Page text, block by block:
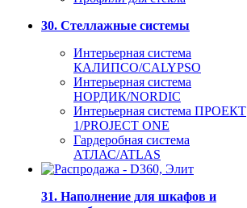
30. Стеллажные системы
Интерьерная система
КАЛИПСО/CALYPSO
Интерьерная система
НОРДИК/NORDIC
Интерьерная система ПРОЕКТ
1/PROJECT ONE
Гардеробная система
АТЛАС/ATLAS
31. Наполнение для шкафов и